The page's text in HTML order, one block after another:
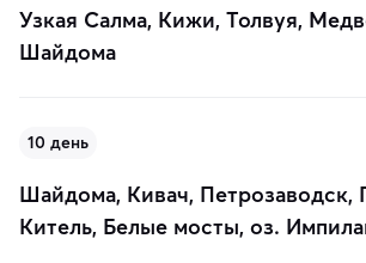
Узкая Салма, Кижи, Толвуя,
Шайдома
10 день
Шайдома, Кивач, Петрозаводск,
Китель, Белые мосты, оз.